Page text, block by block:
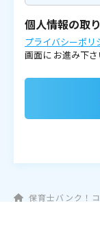
個人情報の取
プライバシーポリ
画面に お進み下さ
保育士バンク！